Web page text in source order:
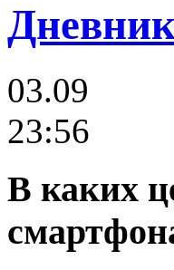
03.09
23:56
В каких